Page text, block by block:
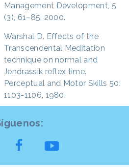
Management Development, 5,
(3), 61–85, 2000.
Warshal D. Effects of the
Transcendental Meditation
technique on normal and
Jendrassik reflex time.
Perceptual and Motor Skills 50:
1103-1106, 1980.